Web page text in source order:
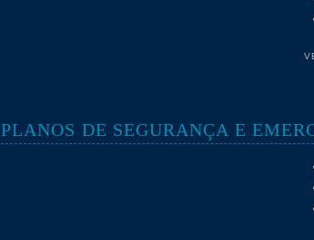
PLANOS DE SEGURANÇA E